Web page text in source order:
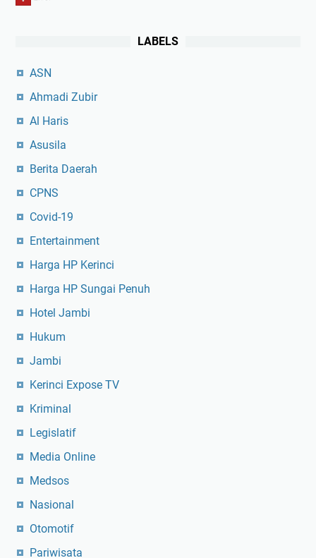
LABELS
ASN
Ahmadi Zubir
Al Haris
Asusila
Berita Daerah
CPNS
Covid-19
Entertainment
Harga HP Kerinci
Harga HP Sungai Penuh
Hotel Jambi
Hukum
Jambi
Kerinci Expose TV
Kriminal
Legislatif
Media Online
Medsos
Nasional
Otomotif
Pariwisata